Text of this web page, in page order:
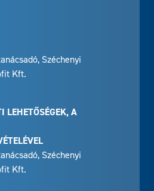
Széchenyi
Kft.
LEHETŐSÉGEK, A
Széchenyi
Kft.